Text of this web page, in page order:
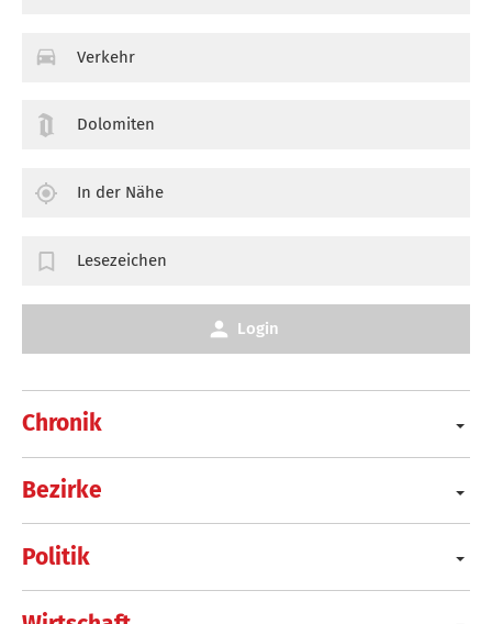
Chronik
Bezirke
Politik
Verkehr
Dolomiten
In der Nähe
Lesezeichen
Login